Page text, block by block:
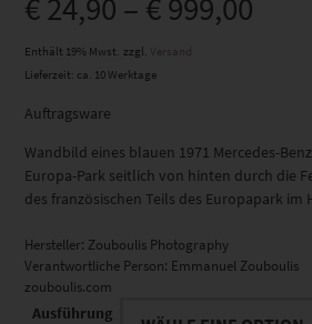
€24,90 – €999,00
Enthält 19% Mwst. zzgl.
Versand
Lieferzeit: ca. 10 Werktage
Auftragsware
Wandbild eines blauen 1971 Mercedes-
Europa-Park seitlich von hinten durch die
des französischen Teils des Europapark im
Hersteller: Zouboulis Photography
Verantwortliche Person: Emmanuel Zouboulis
zouboulis.com
Ausführung